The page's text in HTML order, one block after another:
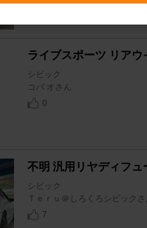
ライブスポーツ リアウ
シビック
コバ オさん
0
不明 汎用リヤディフュ
シビック
Ｔｅｒｕ＠しろくろシビックさ
7